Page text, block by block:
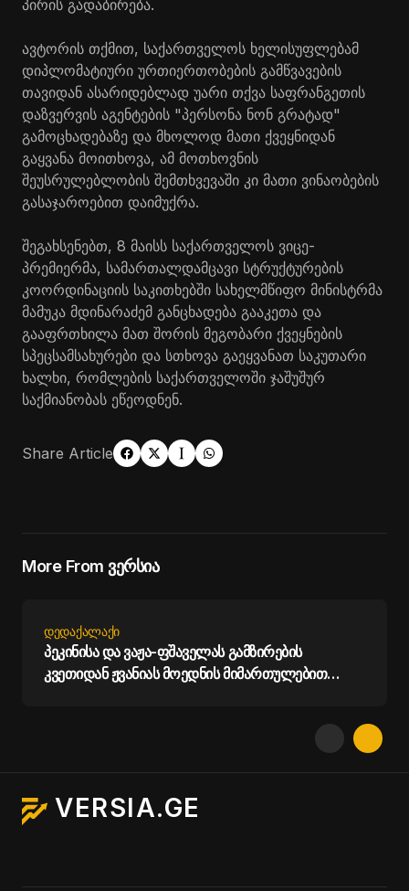
პირის გადაბირება.
ავტორის თქმით, საქართველოს ხელისუფლებამ
დიპლომატიური ურთიერთობების გამწვავების
თავიდან ასარიდებლად უარი თქვა საფრანგეთის
დაზვერვის აგენტების "პერსონა ნონ გრატად"
გამოცხადებაზე და მხოლოდ მათი ქვეყნიდან
გაყვანა მოითხოვა, ამ მოთხოვნის
შეუსრულებლობის შემთხვევაში კი მათი ვინაობების
გასაჯაროებით დაიმუქრა.
შეგახსენებთ, 8 მაისს საქართველოს ვიცე-
პრემიერმა, სამართალდამცავი სტრუქტურების
კოორდინაციის საკითხებში სახელმწიფო მინისტრმა
მამუკა მდინარაძემ განცხადება გააკეთა და
გააფრთხილა მათ შორის მეგობარი ქვეყნების
სპეცსამსახურები და სთხოვა გაეყვანათ საკუთარი
ხალხი, რომლების საქართველოში ჯაშუშურ
საქმიანობას ეწეოდნენ.
Share Article
More From ვერსია
ᲓᲔᲓᲐᲥᲐᲚᲐᲥᲘ
პეკინისა და ვაჟა-ფშაველას გამზირების
კვეთიდან ჟვანიას მოედნის მიმართულებით
VERSIA.GE